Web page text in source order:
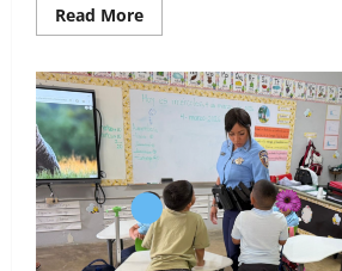
Read MoreRead
more
escalamiento
en
anexo
de
la
casa
alcaldía
de
Maunabo